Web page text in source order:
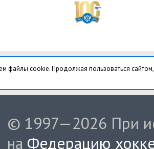
файлы cookie. Продолжая пользоваться
© 1997—2026 При
на Федерацию